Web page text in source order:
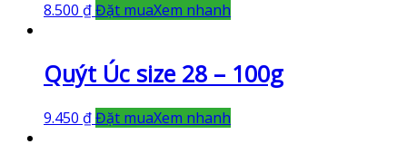
8.500 ₫Đặt muaXem nhanh
Quýt Úc size 28 – 100g
9.450 ₫Đặt muaXem nhanh